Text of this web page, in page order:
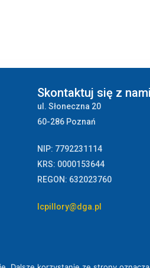
Skontaktuj się z nami
ul. Słoneczna 20
60-286 Poznań
NIP: 7792231114
KRS: 0000153644
REGON: 632023760
lcpillory@dga.pl